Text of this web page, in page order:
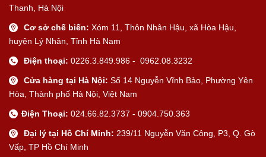
Thanh, Hà Nội
Cơ sở chế biến: Xóm 11, Thôn Nhân Hậu, xã Hòa Hậu,
huyện Lý Nhân, Tỉnh Hà Nam
Điện thoại: 0226.3.849.986 - 0962.08.3232
Cửa hàng tại Hà Nội: Số 14 Nguyễn Vĩnh Bảo, Phường Yên
Hòa, Thành phố Hà Nội, Việt Nam
Điện Thoại: 024.66.82.3737 - 0904.750.363
Đại lý tại Hồ Chí Minh: 239/11 Nguyễn Văn Công, P3, Q. Gò
Vấp, TP Hồ Chí Minh